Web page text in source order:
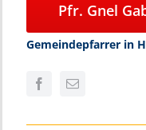
Pfr. Gnel
Gemeindepfarrer in